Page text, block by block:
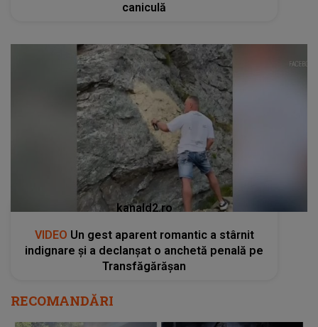
caniculă
kanald2.ro
VIDEO Un gest aparent romantic a stârnit
indignare și a declanșat o anchetă penală pe
Transfăgărășan
RECOMANDĂRI